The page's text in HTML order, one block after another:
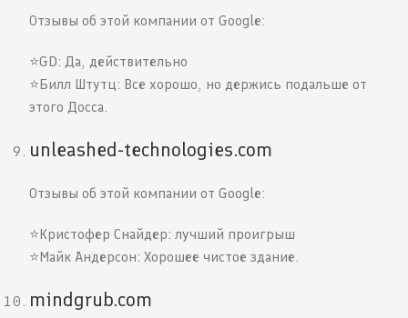
Отзывы об этой компании от Google:
⭐️GD: Да, действительно
⭐️Билл Штутц: Все хорошо, но держись подальше от
этого Досса.
unleashed-technologies.com
Отзывы об этой компании от Google:
⭐️Кристофер Снайдер: лучший проигрыш
⭐️Майк Андерсон: Хорошее чистое здание.
mindgrub.com